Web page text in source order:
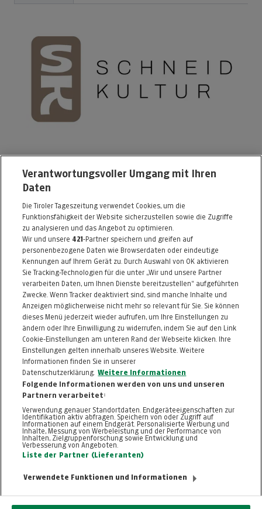
schneidkultur e.U.
Wilhelm-Greil-Staße 16
6020 Innsbruck
Telefon: 0660 / 4883017
E-Mail: info@schneidkultur.com
Alle Artikel des Händlers
Informationen zum Kaufvertrag
ZURÜCK NACH
OBEN
© 2026, TT.com | New Media Online GmbH |
Nutzung ausschließlich für den privaten
FAQ HILFE IMPRESSUM
KONTAKT DATENSCHUTZ
Verantwortungsvoller Umgang mit Ihren
Daten
Die Tiroler Tageszeitung verwendet Cookies, um die
Funktionsfähigkeit der Website sicherzustellen sowie die Zugriffe
zu analysieren und das Angebot zu optimieren.
Wir und unsere 421-Partner speichern und greifen auf
personenbezogene Daten wie Browserdaten oder eindeutige
Kennungen auf Ihrem Gerät zu. Durch Auswahl von OK aktivieren
Sie Tracking-Technologien für die unter „Wir und unsere Partner
verarbeiten Daten, um Ihnen Dienste bereitzustellen“ aufgeführten
Zwecke. Wenn Tracker deaktiviert sind, sind manche Inhalte und
Anzeigen möglicherweise nicht mehr so relevant für Sie. Sie können
dieses Menü jederzeit wieder aufrufen, um Ihre Einstellungen zu
ändern oder Ihre Einwilligung zu widerrufen, indem Sie auf den Link
Cookie-Einstellungen am unteren Rand der Webseite klicken. Ihre
Einstellungen gelten innerhalb unseres Website. Weitere
Informationen finden Sie in unserer
Datenschutzerklärung.
Weitere Informationen
Folgende Informationen werden von uns und unseren
Partnern verarbeitet:
Verwendung genauer Standortdaten. Endgeräteeigenschaften zur
Identifikation aktiv abfragen. Speichern von oder Zugriff auf
Informationen auf einem Endgerät. Personalisierte Werbung und
Inhalte, Messung von Werbeleistung und der Performance von
Inhalten, Zielgruppenforschung sowie Entwicklung und
Verbesserung von Angeboten.
Liste der Partner (Lieferanten)
Verwendete Funktionen und Informationen